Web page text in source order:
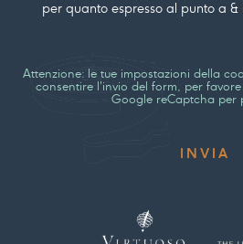
per quanto espresso al punto a
Attenzione: le tue impostazioni della
consentire l'invio del form, per
Google reCaptcha per